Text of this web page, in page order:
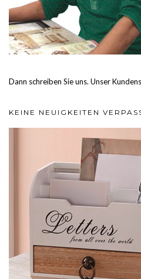
Dann schreiben Sie uns. Unser
KEINE NEUIGKEITEN